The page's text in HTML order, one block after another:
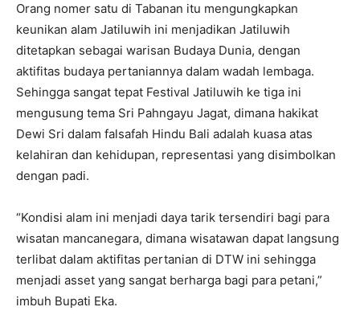
Orang nomer satu di Tabanan itu mengungkapkan
keunikan alam Jatiluwih ini menjadikan Jatiluwih
ditetapkan sebagai warisan Budaya Dunia, dengan
aktifitas budaya pertaniannya dalam wadah lembaga.
Sehingga sangat tepat Festival Jatiluwih ke tiga ini
mengusung tema Sri Pahngayu Jagat, dimana hakikat
Dewi Sri dalam falsafah Hindu Bali adalah kuasa atas
kelahiran dan kehidupan, representasi yang disimbolkan
dengan padi.
“Kondisi alam ini menjadi daya tarik tersendiri bagi para
wisatan mancanegara, dimana wisatawan dapat langsung
terlibat dalam aktifitas pertanian di DTW ini sehingga
menjadi asset yang sangat berharga bagi para petani,”
imbuh Bupati Eka.